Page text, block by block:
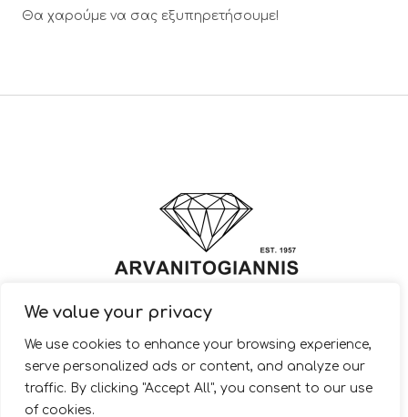
We value your privacy
We use cookies to enhance your browsing experience,
serve personalized ads or content, and analyze our
traffic. By clicking "Accept All", you consent to our use
of cookies.
Θα χαρούμε να σας εξυπηρετήσουμε!
© 2022 ARVANITOGIANNIS – Jewelry Design & Manufacturing |
JewelryShop.gr